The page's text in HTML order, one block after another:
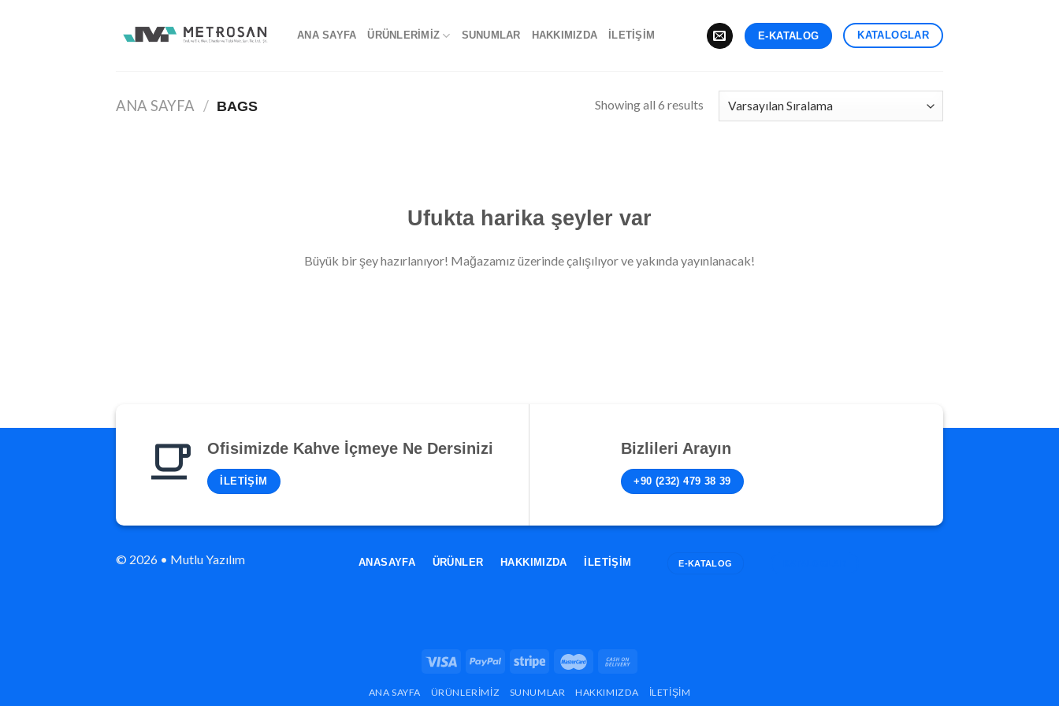
ANA SAYFA ÜRÜNLERIMIZ SUNUMLAR HAKKIMIZDA İLETIŞIM E-KATALOG KATALOGLAR
ANA SAYFA / BAGS Showing all 6 results
Ufukta harika şeyler var
Büyük bir şey hazırlanıyor! Mağazamız üzerinde çalışılıyor ve yakında yayınlanacak!
Ofisimizde Kahve İçmeye Ne Dersinizi
İLETIŞIM
Bizlileri Arayın
+90 (232) 479 38 39
© 2026 • Mutlu Yazılım ANASAYFA ÜRÜNLER HAKKIMIZDA İLETIŞIM E-KATALOG
ANA SAYFA ÜRÜNLERIMIZ SUNUMLAR HAKKIMIZDA İLETIŞIM